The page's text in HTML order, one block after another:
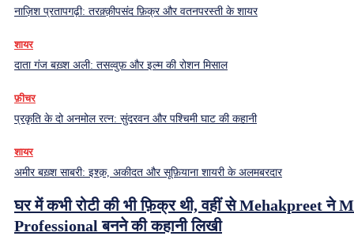
नाज़िश प्रतापगढ़ी: तरक़्क़ीपसंद फ़िक्र और वतनपरस्ती के शायर
शायर
दाता गंज बख़्श अली: तसव्वुफ़ और इल्म की रोशन मिसाल
फ़ीचर
प्रकृति के दो अनमोल रत्न: सुंदरवन और पश्चिमी घाट की कहानी
शायर
अमीर बख़्श साबरी: इश्क़, अकीदत और सूफ़ियाना शायरी के अलमबरदार
घर में कभी रोटी की भी फ़िक्र थी, वहीं से Mehakpreet ने
Professional बनने की कहानी लिखी